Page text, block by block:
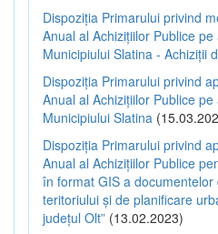
Dispoziția Primarului privind
Anual al Achizițiilor Publice
Municipiului Slatina - Achiziții
Dispoziția Primarului privind
Anual al Achizițiilor Publice
Municipiului Slatina
Dispoziția Primarului privind
Anual al Achizițiilor Publice
în format GIS a documentelor
teritoriului și de planificare
județul Olt” (13.02.2023)